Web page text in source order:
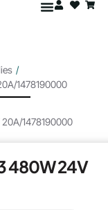
/
1478190000
480W 24V